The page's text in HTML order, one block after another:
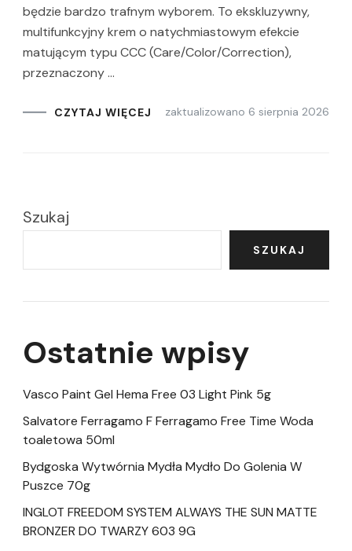
będzie bardzo trafnym wyborem. To ekskluzywny,
multifunkcyjny krem o natychmiastowym efekcie
matującym typu CCC (Care/Color/Correction),
przeznaczony …
CZYTAJ WIĘCEJ zaktualizowano 6 sierpnia 2026
Szukaj
SZUKAJ
Ostatnie wpisy
Vasco Paint Gel Hema Free 03 Light Pink 5g
Salvatore Ferragamo F Ferragamo Free Time Woda
toaletowa 50ml
Bydgoska Wytwórnia Mydła Mydło Do Golenia W
Puszce 70g
INGLOT FREEDOM SYSTEM ALWAYS THE SUN MATTE
BRONZER DO TWARZY 603 9G